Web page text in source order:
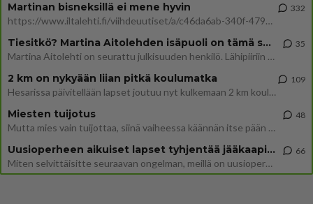
Martinan bisneksillä ei mene hyvin
https://www.iltalehti.fi/viihdeuutiset/a/c46da6ab-340f-4790-aaa7-0865eed2336 Yrityksen konkurssihakemus on tullut kärä
332
Tiesitkö? Martina Aitolehden isäpuoli on tämä suosittu laulaja
Martina Aitolehti on seurattu julkisuuden henkilö. Lähipiiriin mahtuu muitakin tunnettuja henkilöitä. Tiesitkö, että Ma
35
2 km on nykyään liian pitkä koulumatka
Hesarissa päivitellään lapset joutuu nyt kulkemaan 2 km kouluun jösses. Ruostefillarilla tuo matka menee vaikka miten äk
109
Miesten tuijotus
Mutta mies vain tuijottaa, siinä vaiheessa käännän itse pään pois. Mikä juttu? Yleensä jos joku tuijottaa tai katsoo, hä
48
Uusioperheen aikuiset lapset tyhjentää jääkaapin käydessään
Miten selvittäisitte seuraavan ongelman, meillä on uusioperhe, minulla teini-ikäiset lapset ja puolisolla aikuiset, jotk
66